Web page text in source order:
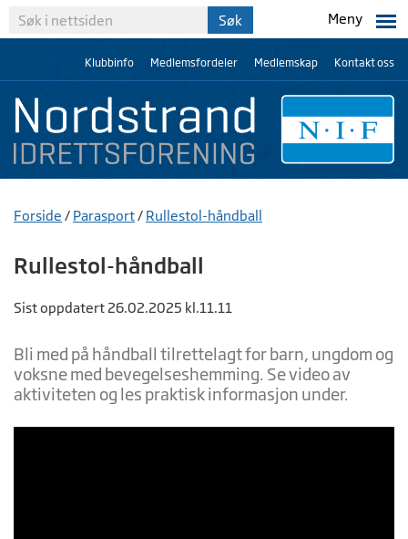
Meny
Klubbinfo Medlemsfordeler Medlemskap Kontakt oss
Forside / Parasport/ Rullestol-håndball
Rullestol-håndball
Sist oppdatert 26.02.2025 kl.11.11
Bli med på håndball tilrettelagt for barn, ungdom og
voksne med bevegelseshemming. Se video av
aktiviteten og les praktisk informasjon under.